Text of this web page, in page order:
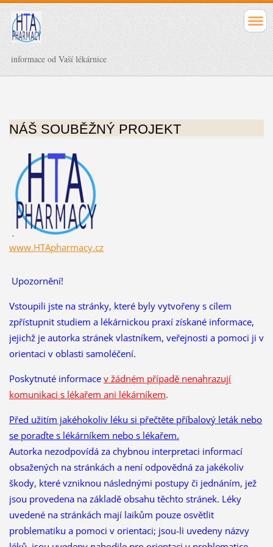
informace od Vaší lékárnice
NÁŠ SOUBĚŽNÝ PROJEKT
www.HTApharmacy.cz
Upozornění!
Vstoupili jste na stránky, které byly vytvořeny s cílem
zpřístupnit studiem a lékárnickou praxí získané informace,
jejichž je autorka stránek vlastníkem, veřejnosti a pomoci ji v
orientaci v oblasti samoléčení.
Poskytnuté informace v žádném případě nenahrazují
komunikaci s lékařem ani lékárníkem.
Před užitím jakéhokoliv léku si přečtěte příbalový leták nebo
se poraďte s lékárníkem nebo s lékařem.
Autorka nezodpovídá za chybnou interpretaci informací
obsažených na stránkách a není odpovědná za jakékoliv
škody, které vzniknou následnými postupy či jednáním, jež
jsou provedena na základě obsahu těchto stránek. Léky
uvedené na stránkách mají laikům pouze osvětlit
problematiku a pomoci v orientaci; jsou-li uvedeny názvy